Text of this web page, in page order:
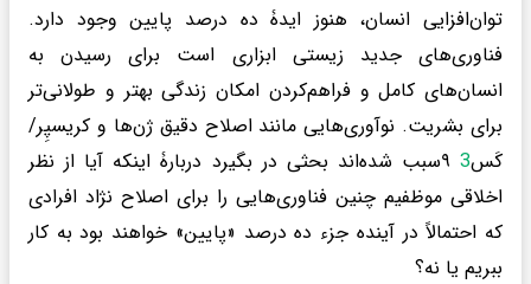
توان‌افزایی انسان، هنوز ایدۀ ده درصد پایین وجود دارد.
فناوری‌های جدید زیستی ابزاری است برای رسیدن به
انسان‌های کامل و فراهم‌کردن امکان زندگی بهتر و طولانی‌تر
برای بشریت. نوآوری‌هایی مانند اصلاح دقیق ژن‌ها و کریسپِر/
کَس۹3
سبب شده‌اند بحثی در بگیرد دربارۀ اینکه آیا از نظر
اخلاقی موظفیم چنین فناوری‌هایی را برای اصلاح نژاد افرادی
که احتمالاً در آینده جزء ده درصد «پایین» خواهند بود به کار
ببریم یا نه؟